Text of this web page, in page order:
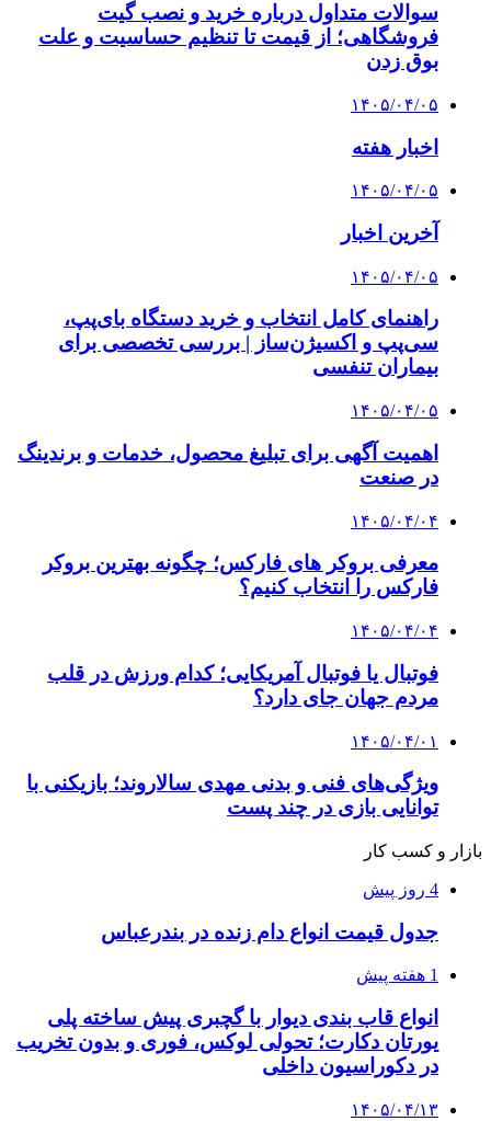
سوالات متداول درباره خرید و نصب گیت
فروشگاهی؛ از قیمت تا تنظیم حساسیت و علت
بوق زدن
۱۴۰۵/۰۴/۰۵
اخبار هفته
۱۴۰۵/۰۴/۰۵
آخرین اخبار
۱۴۰۵/۰۴/۰۵
راهنمای کامل انتخاب و خرید دستگاه بای‌پپ،
سی‌پپ و اکسیژن‌ساز | بررسی تخصصی برای
بیماران تنفسی
۱۴۰۵/۰۴/۰۵
اهمیت آگهی برای تبلیغ محصول، خدمات و برندینگ
در صنعت
۱۴۰۵/۰۴/۰۴
معرفی بروکر های فارکس؛ چگونه بهترین بروکر
فارکس را انتخاب کنیم؟
۱۴۰۵/۰۴/۰۴
فوتبال یا فوتبال آمریکایی؛ کدام ورزش در قلب
مردم جهان جای دارد؟
۱۴۰۵/۰۴/۰۱
ویژگی‌های فنی و بدنی مهدی سالاروند؛ بازیکنی با
توانایی بازی در چند پست
بازار و کسب کار
4 روز پیش
جدول قیمت انواع دام زنده در بندرعباس
1 هفته پیش
انواع قاب بندی دیوار با گچبری پیش ساخته پلی
یورتان دکارت؛ تحولی لوکس، فوری و بدون تخریب
در دکوراسیون داخلی
۱۴۰۵/۰۴/۱۳